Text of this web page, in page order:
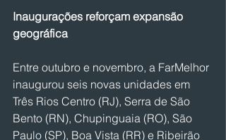
Inaugurações reforçam expansão
geográfica
Entre outubro e novembro, a FarMelhor
inaugurou seis novas unidades em
Três Rios Centro (RJ), Serra de São
Bento (RN), Chupinguaia (RO), São
Paulo (SP), Boa Vista (RR) e Ribeirão